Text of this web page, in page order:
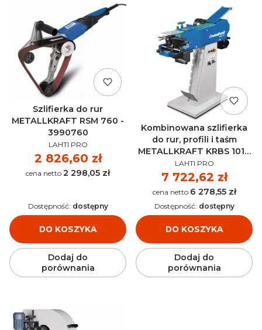
Szlifierka do rur
METALLKRAFT RSM 760 -
3990760
PRODUCENT
LAHTI PRO
Cena
2 826,60 zł
Cena 2 298,05 zł
DO KOSZYKA
Dostępność: dostępny
Dodaj do
porównania
Kombinowana szlifierka
do rur, profili i taśm
METALLKRAFT KRBS 101 -
3921001
PRODUCENT
LAHTI PRO
Cena
7 722,62 zł
Cena 6 278,55 zł
DO KOSZYKA
Dostępność: dostępny
Dodaj do
porównania